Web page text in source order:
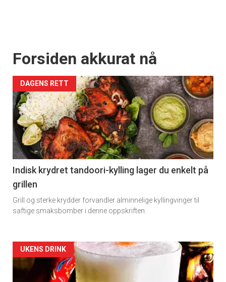
Forsiden akkurat nå
DAGENS RETT
Indisk krydret tandoori-kylling lager du enkelt på
grillen
Grill og sterke krydder forvandler alminnelige kyllingvinger til
saftige smaksbomber i denne oppskriften.
Forsiden
akkurat
UKENS DRINK